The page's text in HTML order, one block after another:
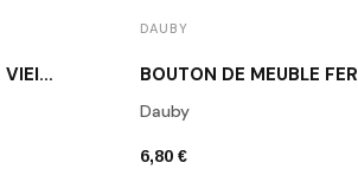
BOUTON DE MEUBLE FER VIEILLI DAUBY PBU 37 VO
DAUBY
Dauby
6,80 €